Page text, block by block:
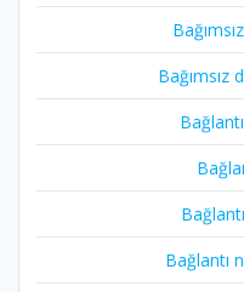
Bağımsız
Bağlantı